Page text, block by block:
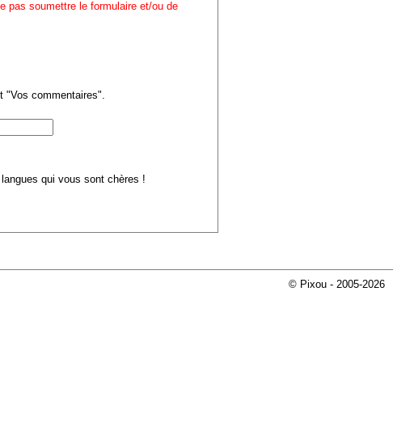
pas soumettre le formulaire et/ou de
"Vos commentaires".
qui vous sont chères !
© Pixou - 2005-2026